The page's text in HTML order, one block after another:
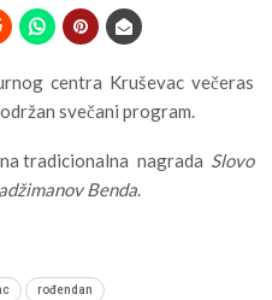
centra Kruševac večeras
svečani program.
tradicionalna nagrada Slovo
Benda
rođendan